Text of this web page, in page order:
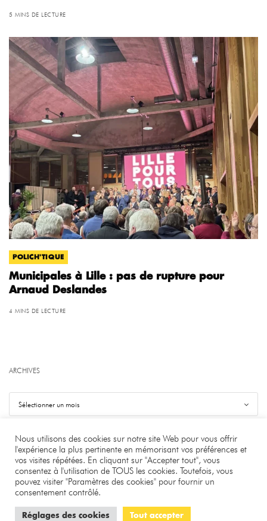
5 MINS DE LECTURE
POLICH'TIQUE
Municipales à Lille : pas de rupture pour
Arnaud Deslandes
4 MINS DE LECTURE
ARCHIVES
© Benjamin Bourgeois .
À PROPOS LA RÉDACTION
CONFIDENTIALITÉ MENTIONS LÉGALES
Nous utilisons des cookies sur notre site Web pour vous offrir
l'expérience la plus pertinente en mémorisant vos préférences et
vos visites répétées. En cliquant sur "Accepter tout", vous
consentez à l'utilisation de TOUS les cookies. Toutefois, vous
pouvez visiter "Paramètres des cookies" pour fournir un
consentement contrôlé.
Réglages des cookies Tout accepter